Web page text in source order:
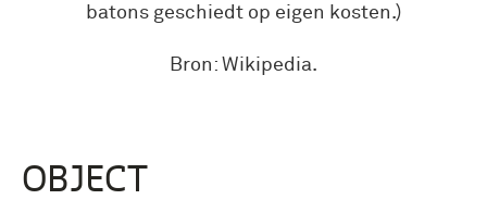
batons geschiedt op eigen kosten.)
Bron: Wikipedia.
OBJECT